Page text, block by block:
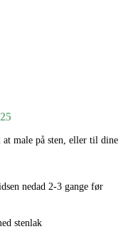
Den
pris
male på sten, eller til dine
nedad 2-3 gange før
stenlak